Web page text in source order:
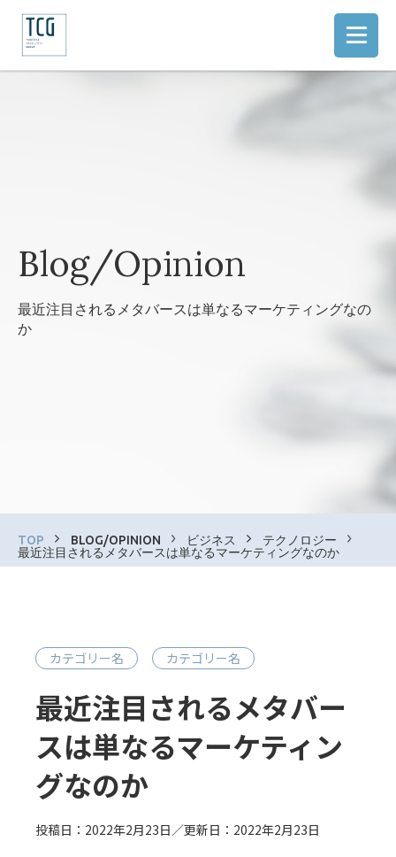
Blog/Opinion
最近注目されるメタバースは単なるマーケティングなの
か
TOP BLOG/OPINION ビジネス
テクノロジー
最近注目されるメタバースは単なるマーケティングなのか
カテゴリー名 カテゴリー名
最近注目されるメタバー
スは単なるマーケティン
グなのか
投稿日：2022年2月23日／更新日：2022年2月23日